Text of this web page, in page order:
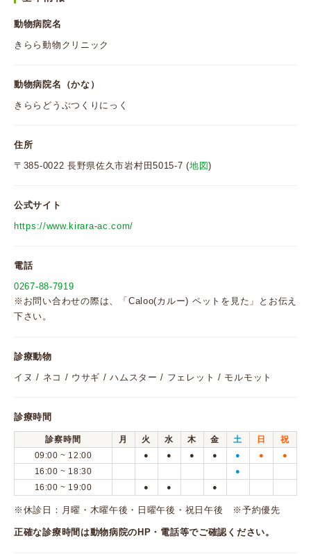
動物病院名
きらら動物クリニック
動物病院名（かな）
きららどうぶつくりにっく
住所
〒385-0022 長野県佐久市岩村田5015-7 (地図)
公式サイト
https://www.kirara-ac.com/
電話
0267-88-7919
※お問い合わせの際は、「Caloo(カルー) ペットを見た」とお伝え
下さい。
診療動物
イヌ / ネコ / ウサギ / ハムスター / フェレット / モルモット
診療時間
診察時間 月 火 水 木 金 土 日
祝
09:00 ~ 12:00
● ● ● ● ● ● ●
16:00 ~ 18:30 ●
16:00 ~ 19:00 ● ● ●
※休診日：月曜・木曜午後・日曜午後・祝日午後 ※予約優先
正確な診療時間は動物病院のHP・電話等でご確認ください。